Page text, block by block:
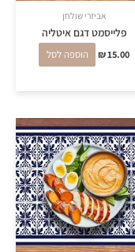
אביזרי שולחן
פלייסמט דגם איטליה
₪15.00 הוספה לסל